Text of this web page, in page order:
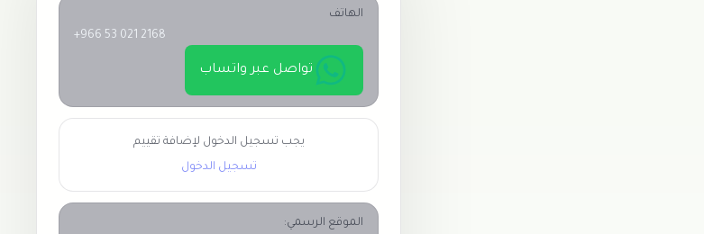
الهاتف
+966 53 021 2168
تواصل عبر واتساب
يجب تسجيل الدخول لإضافة تقييم
تسجيل الدخول
الموقع الرسمي: